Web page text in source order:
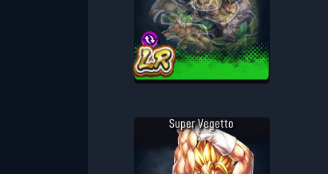
Super Vegetto